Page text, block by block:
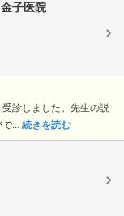
子医院
診しました。先生の説
... 続きを読む